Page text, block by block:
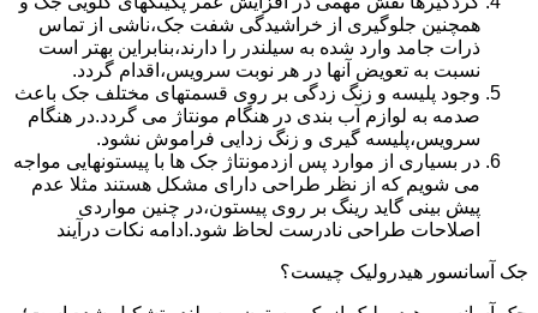
همچنین جلوگیری از خراشیدگی شفت جک،ناشی از تماس
ذرات جامد وارد شده به سیلندر را دارند،بنابراین بهتر است
نسبت به تعویض آنها در هر نوبت سرویس،اقدام گردد.
وجود پلیسه و زنگ زدگی بر روی قسمتهای مختلف جک باعث
صدمه به لوازم آب بندی در هنگام مونتاژ می گردد.در هنگام
سرویس،پلیسه گیری و زنگ زدایی فراموش نشود.
در بسیاری از موارد پس ازدمونتاژ جک ها با پیستونهایی مواجه
می شویم که از نظر طراحی دارای مشکل هستند مثلا عدم
پیش بینی گاید رینگ بر روی پیستون،در چنین مواردی
اصلاحات طراحی نادرست لحاظ شود.ادامه نکات درآیند
جک آسانسور هیدرولیک چیست؟